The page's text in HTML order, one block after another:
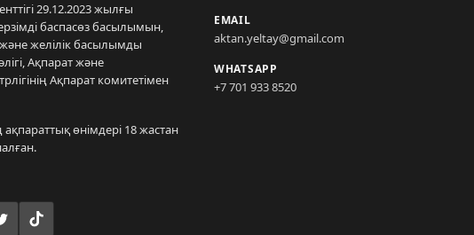
29.12.2023 жылғы
баспасөз басылымын,
және желілік басылымды
Ақпарат және
Ақпарат комитетімен
ақпараттық өнімдері 18 жастан
EMAIL
aktan.yeltay@gmail.com
WHATSAPP
+7 701 933 8520